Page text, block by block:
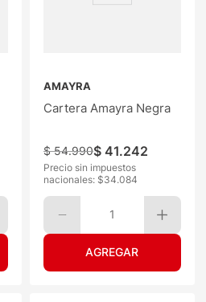
AMAYRA
Cartera Amayra Negra
$ 54.990$ 41.242
Precio sin impuestos
nacionales: $34.084
1